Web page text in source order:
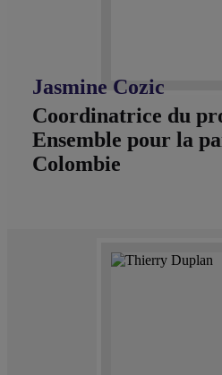
Jasmine Cozic
Coordinatrice du
Ensemble pour la
Colombie